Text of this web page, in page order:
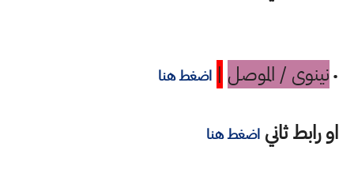
• نينوى / الموصل | اضغط هنا
او رابط ثاني اضغط هنا